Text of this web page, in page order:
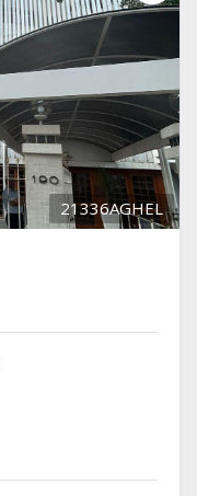
21336AGHEL